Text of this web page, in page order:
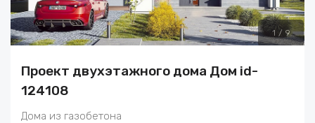
1 / 9
Проект двухэтажного дома Дом id-
124108
Дома из газобетона